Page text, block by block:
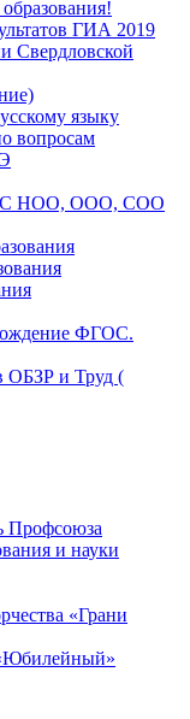
ГИА 2019
Свердловской
языку
вопросам
НОО, ООО, СОО
ФГОС.
ОБЗР и Труд (
Профсоюза
и науки
«Грани